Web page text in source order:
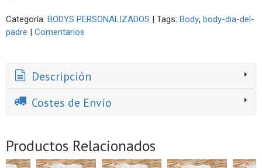
Categoría: BODYS PERSONALIZADOS | Tags: Body body-dia-del-
padre | Comentarios
Descripción
Costes de Envío
Productos Relacionados